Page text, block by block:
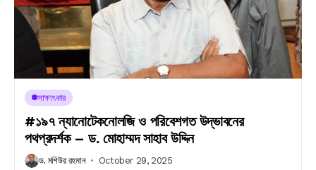
সাক্ষাৎকার
#১৯৭ ন্যানোটেকনোলজি ও পরিবেশগত উদ্ভাবনের
পথপ্রদর্শক – ড. মোহাম্মদ সাহাব উদ্দিন
ড. মশিউর রহমান October 29, 2025